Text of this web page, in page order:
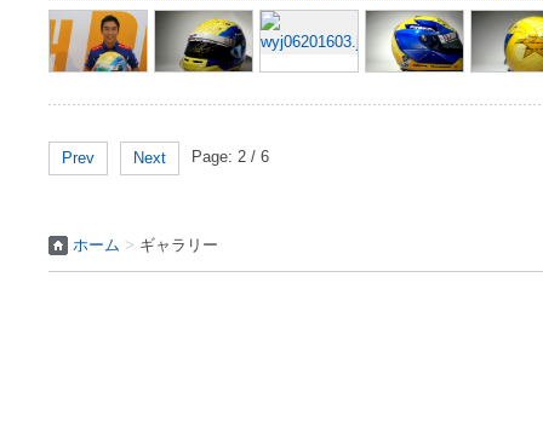
Prev Next Page: 2 / 6
ホーム > ギャラリー